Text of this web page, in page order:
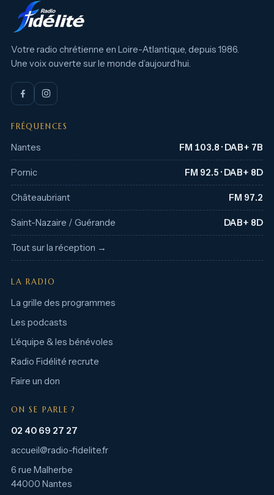
Votre radio chrétienne en Loire-Atlantique, depuis 1986.
Une voix ouverte sur le monde d’aujourd’hui.
FRÉQUENCES
Nantes FM 103.8 · DAB+ 7B
Pornic FM 92.5 · DAB+ 8D
Châteaubriant FM 97.2
Saint-Nazaire / Guérande DAB+ 8D
Tout sur la réception →
LA RADIO
La grille des programmes
Les podcasts
L’équipe & les bénévoles
Radio Fidélité recrute
Faire un don
ON SE PARLE ?
02 40 69 27 27
accueil@radio-fidelite.fr
6 rue Malherbe
44000 Nantes